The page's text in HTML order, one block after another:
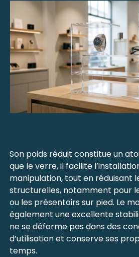
Son poids réduit constitue un
que le verre, il facilite
manipulation, tout en réduisant
structurelles, notamment pour
ou les présentoirs sur pied. Le
également une excellente
ne se déforme pas dans des
d’utilisation et conserve ses
temps.